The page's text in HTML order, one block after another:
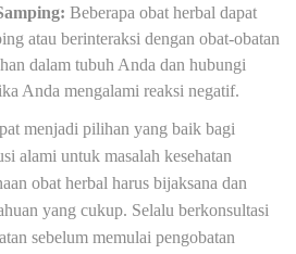
Beberapa obat herbal dapat
atau berinteraksi dengan obat-obatan
dalam tubuh Anda dan hubungi
Anda mengalami reaksi negatif.
menjadi pilihan yang baik bagi
alami untuk masalah kesehatan
obat herbal harus bijaksana dan
yang cukup. Selalu berkonsultasi
sebelum memulai pengobatan